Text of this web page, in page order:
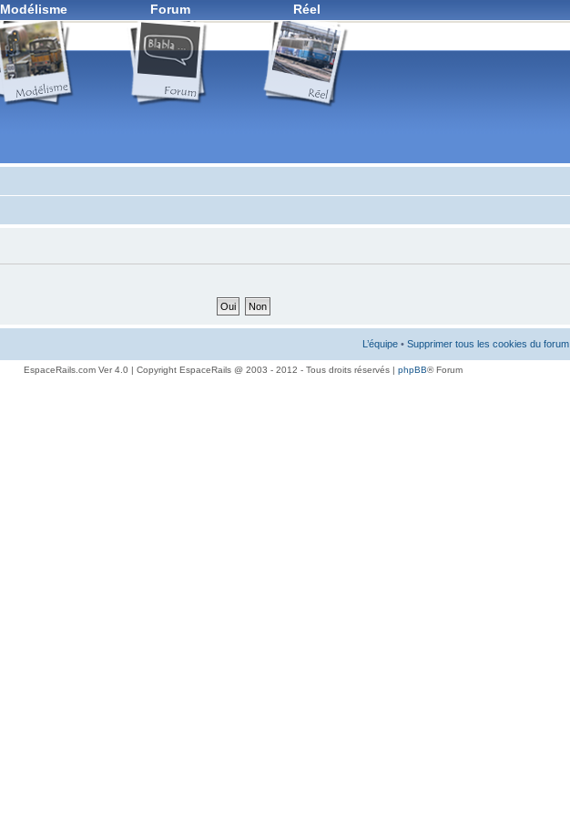
Modélisme Forum Réel
L’équipe • Supprimer tous les cookies du forum
EspaceRails.com Ver 4.0 | Copyright EspaceRails @ 2003 - 2012 - Tous droits réservés | phpBB® Forum